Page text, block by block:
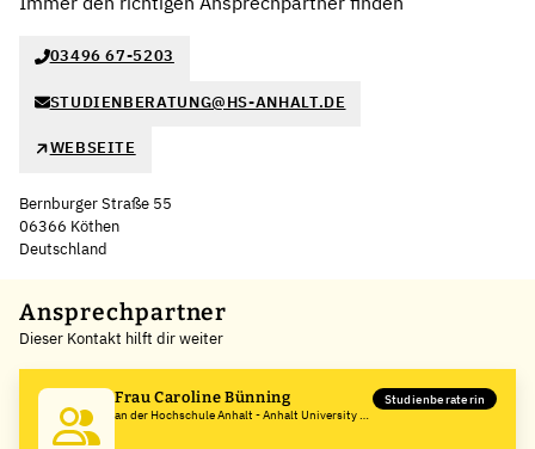
03496 67-5203
STUDIENBERATUNG@HS-ANHALT.DE
WEBSEITE
Bernburger Straße 55
06366 Köthen
Deutschland
+
−
Ansprechpartner
Dieser Kontakt hilft dir weiter
Frau Caroline Bünning
an der Hochschule Anhalt - Anhalt University of
Studienberaterin